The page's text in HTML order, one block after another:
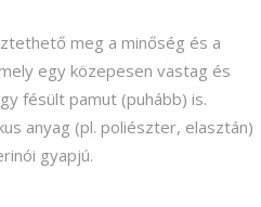
meg a minőség és a
egy közepesen vastag és
fésült pamut (puhább) is.
anyag (pl. poliészter, elasztán)
gyapjú.